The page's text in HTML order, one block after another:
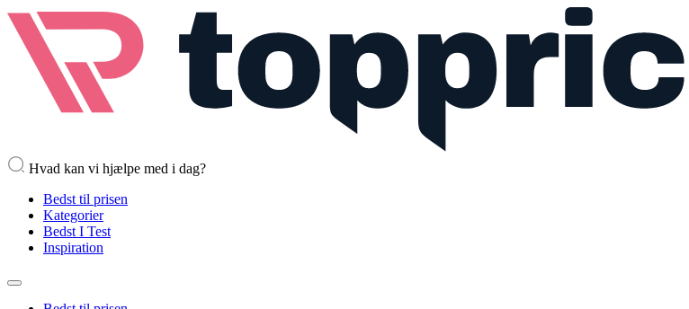
Hvad kan vi hjælpe med i dag?
Bedst til prisen
Kategorier
Bedst I Test
Inspiration